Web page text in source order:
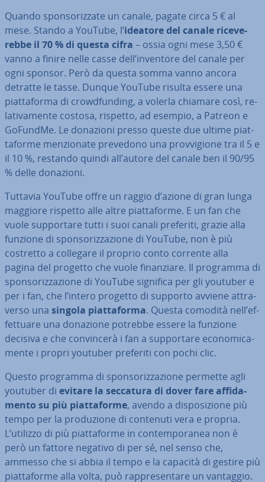
Quando spon­so­riz­za­te un canale, pagate circa 5 € al
mese. Stando a YouTube, l’ideatore del canale ri­ce­ve­
reb­be il 70 % di questa cifra – ossia ogni mese 3,50 €
vanno a finire nelle casse dell’inventore del canale per
ogni sponsor. Però da questa somma vanno ancora
detratte le tasse. Dunque YouTube risulta essere una
piat­ta­for­ma di cro­w­d­fun­ding, a volerla chiamare così, re­
la­ti­va­men­te costosa, rispetto, ad esempio, a Patreon e
GoFundMe. Le donazioni presso queste due ultime piat­
ta­for­me men­zio­na­te prevedono una prov­vi­gio­ne tra il 5 e
il 10 %, restando quindi all’autore del canale ben il 90/95
% delle donazioni.
Tuttavia YouTube offre un raggio d’azione di gran lunga
maggiore rispetto alle altre piat­ta­for­me. E un fan che
vuole sup­por­ta­re tutti i suoi canali preferiti, grazie alla
funzione di spon­so­riz­za­zio­ne di YouTube, non è più
costretto a collegare il proprio conto corrente alla
pagina del progetto che vuole fi­nan­zia­re. Il programma di
spon­so­riz­za­zio­ne di YouTube significa per gli youtuber e
per i fan, che l’intero progetto di supporto avviene at­tra­
ver­so una singola piat­ta­for­ma. Questa comodità nell’ef­
fet­tua­re una donazione potrebbe essere la funzione
decisiva e che con­vin­ce­rà i fan a sup­por­ta­re eco­no­mi­ca­
men­te i propri youtuber preferiti con pochi clic.
Questo programma di spon­so­riz­za­zio­ne permette agli
youtuber di evitare la seccatura di dover fare af­fi­da­
men­to su più piat­ta­for­me, avendo a di­spo­si­zio­ne più
tempo per la pro­du­zio­ne di contenuti vera e propria.
L’utilizzo di più piat­ta­for­me in con­tem­po­ra­nea non è
però un fattore negativo di per sé, nel senso che,
ammesso che si abbia il tempo e la capacità di gestire più
piat­ta­for­me alla volta, può rap­pre­sen­ta­re un vantaggio.